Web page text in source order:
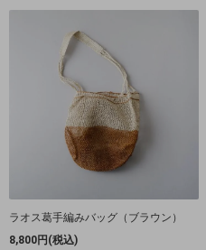
ラオス葛手編みバッグ（ブラウン）
8,800円(税込)